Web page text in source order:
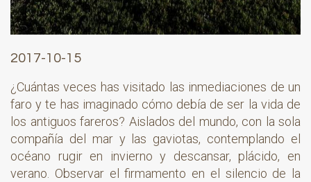
2017-10-15
¿Cuántas veces has visitado las inmediaciones de un
faro y te has imaginado cómo debía de ser la vida de
los antiguos fareros? Aislados del mundo, con la sola
compañía del mar y las gaviotas, contemplando el
océano rugir en invierno y descansar, plácido, en
verano. Observar el firmamento en el silencio de la